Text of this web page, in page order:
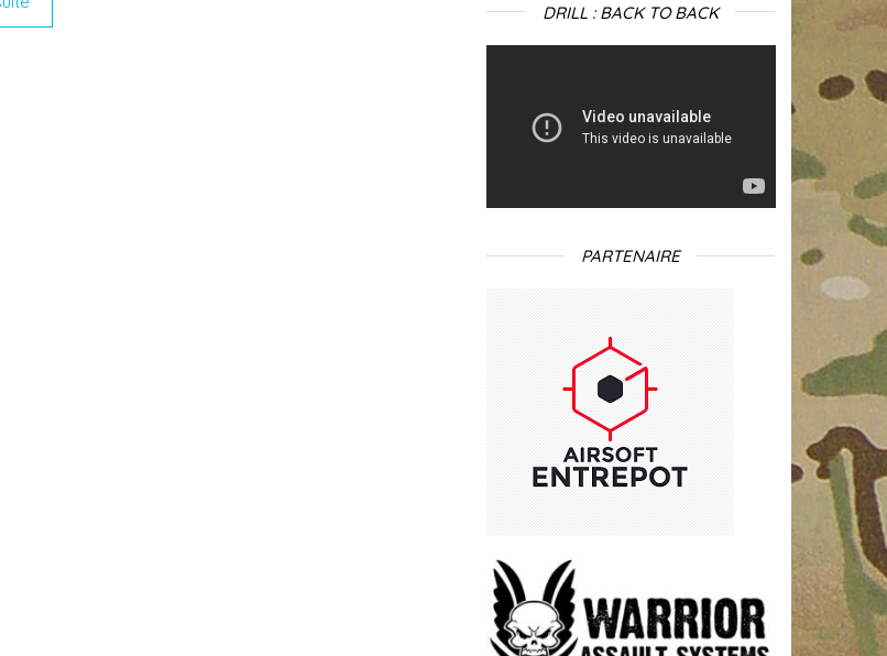
DRILL : BACK TO BACK
PARTENAIRE